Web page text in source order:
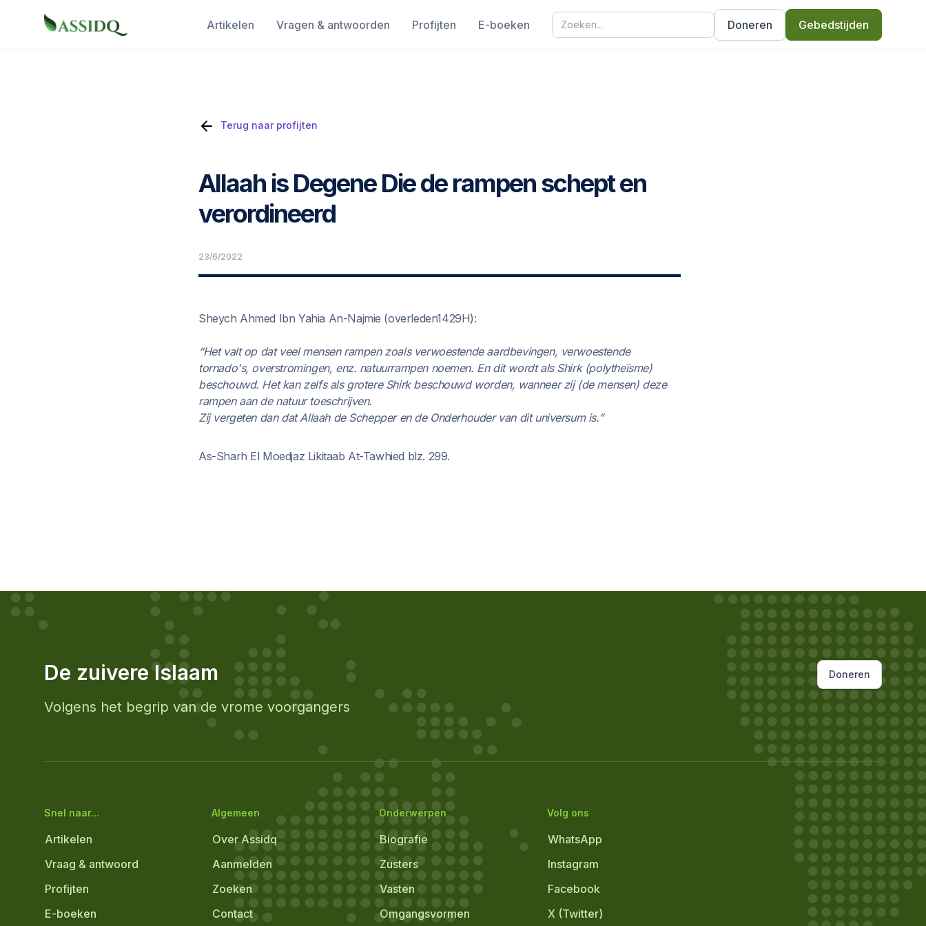
Artikelen Vragen & antwoorden Profijten E-boeken Doneren Gebedstijden
Terug naar profijten
Allaah is Degene Die de rampen schept en
verordineerd
23/6/2022
Sheych Ahmed Ibn Yahia An-Najmie (overleden1429H):
“Het valt op dat veel mensen rampen zoals verwoestende aardbevingen, verwoestende
tornado's, overstromingen, enz. natuurrampen noemen. En dit wordt als Shirk (polytheïsme)
beschouwd. Het kan zelfs als grotere Shirk beschouwd worden, wanneer zij (de mensen) deze
rampen aan de natuur toeschrijven.
Zij vergeten dan dat Allaah de Schepper en de Onderhouder van dit universum is.”
As-Sharh El Moedjaz Likitaab At-Tawhied blz. 299.
De zuivere Islaam
Volgens het begrip van de vrome voorgangers
Doneren
Snel naar...
Artikelen
Vraag & antwoord
Profijten
E-boeken
Algemeen
Over Assidq
Aanmelden
Zoeken
Contact
Onderwerpen
Biografie
Zusters
Vasten
Omgangsvormen
Volg ons
WhatsApp
Instagram
Facebook
X (Twitter)